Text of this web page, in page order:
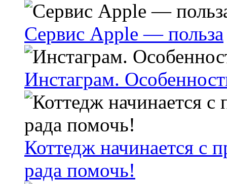
Сервис Apple — польза
Инстаграм.
Коттедж начинается
рада помочь!